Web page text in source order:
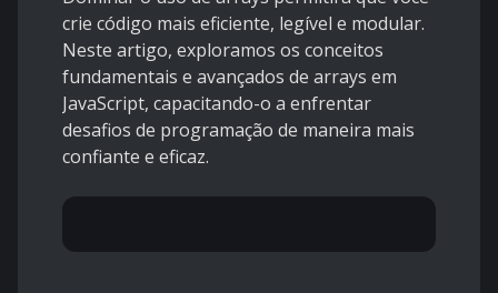
crie código mais eficiente, legível e modular.
Neste artigo, exploramos os conceitos
fundamentais e avançados de arrays em
JavaScript, capacitando-o a enfrentar
desafios de programação de maneira mais
confiante e eficaz.